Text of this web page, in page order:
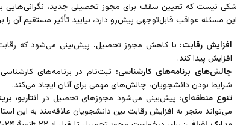
شکی نیست که تعیین سقف برای مجوز تحصیلی جدید، نگرانی‌هایی
این مسئله عواقب قابل‌توجهی پیش‌رو دارد، بیایید تأثیر مستقیم آن را
افزایش رقابت:
افزایش پیدا کند.
چالش‌های برنامه‌های کارشناسی: ثبت‌نام در برنامه‌های
شرایط بودن دانشجویان، چالش‌های مهمی برای آنان ایجاد می‌کند.
تنوع منطقه‌ای: پیش‌بینی می‌شود مجوزهای تحصیل در انتاریو،
می‌تواند منجر به افزایش رقابت بین دانشجویان علاقه‌مند به این